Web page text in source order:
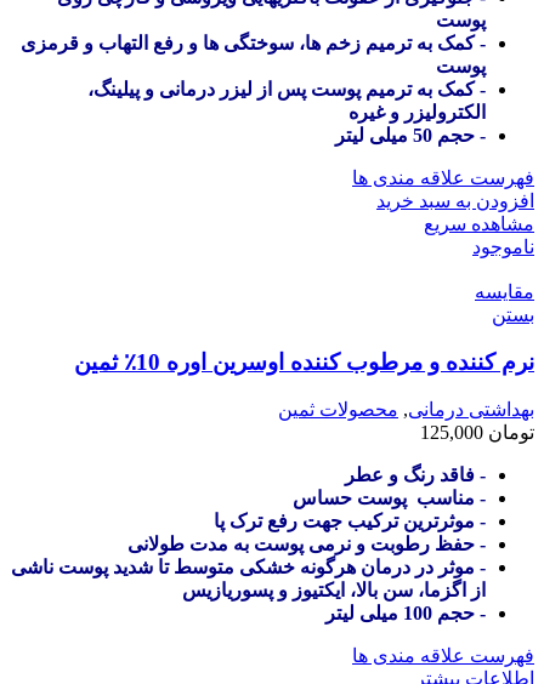
پوست
- کمک به ترمیم زخم ها، سوختگی ها و رفع التهاب و قرمزی
پوست
- کمک به ترمیم پوست پس از لیزر درمانی و پیلینگ،
الکترولیزر و غیره
- حجم 50 میلی لیتر
فهرست علاقه مندی ها
افزودن به سبد خرید
مشاهده سریع
ناموجود
مقایسه
بستن
نرم کننده و مرطوب کننده اوسرین اوره 10٪ ثمین
بهداشتی درمانی, محصولات ثمین
تومان
- فاقد رنگ و عطر
- مناسب پوست حساس
- موثرترین ترکیب جهت رفع ترک پا
- حفظ رطوبت و نرمی پوست به مدت طولانی
- موثر در درمان هرگونه خشکی متوسط تا شدید پوست ناشی
از اگزما، سن بالا، ایکتیوز و پسوریازیس
- حجم 100 میلی لیتر
فهرست علاقه مندی ها
اطلاعات بیشتر